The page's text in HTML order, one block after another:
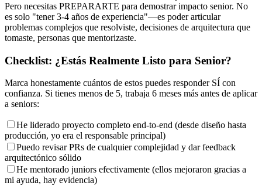
Pero necesitas PREPARARTE para demostrar impacto senior. No
es solo "tener 3-4 años de experiencia"—es poder articular
problemas complejos que resolviste, decisiones de arquitectura que
tomaste, personas que mentorizaste.
Checklist: ¿Estás Realmente Listo para Senior?
Marca honestamente cuántos de estos puedes responder SÍ con
confianza. Si tienes menos de 5, trabaja 6 meses más antes de aplicar
a seniors:
He liderado proyecto completo end-to-end (desde diseño hasta
producción, yo era el responsable principal)
Puedo revisar PRs de cualquier complejidad y dar feedback
arquitectónico sólido
He mentorado juniors efectivamente (ellos mejoraron gracias a
mi ayuda, hay evidencia)